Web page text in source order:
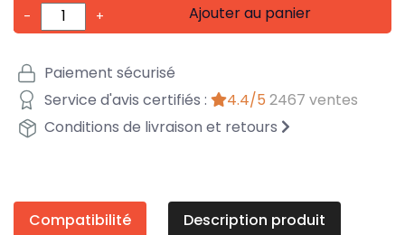
- + Ajouter au panier
Paiement sécurisé
Service d'avis certifiés :
4.4/5 2467 ventes
Conditions de livraison et retours
Compatibilité Description produit